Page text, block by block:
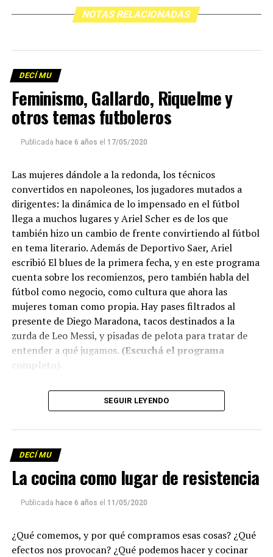
NOTAS RELACIONADAS
DECÍ MU
Feminismo, Gallardo, Riquelme y
otros temas futboleros
Publicada hace 6 años el 17/05/2020
Las mujeres dándole a la redonda, los técnicos
convertidos en napoleones, los jugadores mutados a
dirigentes: la dinámica de lo impensado en el fútbol
llega a muchos lugares y Ariel Scher es de los que
también hizo un cambio de frente convirtiendo al fútbol
en tema literario. Además de Deportivo Saer, Ariel
escribió El blues de la primera fecha, y en este programa
cuenta sobre los recomienzos, pero también habla del
fútbol como negocio, como cultura que ahora las
mujeres toman como propia. Hay pases filtrados al
presente de Diego Maradona, tacos destinados a la
zurda de Leo Messi, y pisadas de pelota para tratar de
entender a qué jugamos. (Escuchá el programa
Descargar los archivos de audio:Bloque 1/Bloque 2
Descargar el programa
La reproducción de este programa es libre. Sólo tenés
que mandar un mail a
emitir todos los programas de Decí MU
SEGUIR LEYENDO
DECÍ MU
La cocina como lugar de resistencia
Publicada hace 6 años el 11/05/2020
¿Qué comemos, y por qué compramos esas cosas? ¿Qué
efectos nos provocan? ¿Qué podemos hacer y cocinar